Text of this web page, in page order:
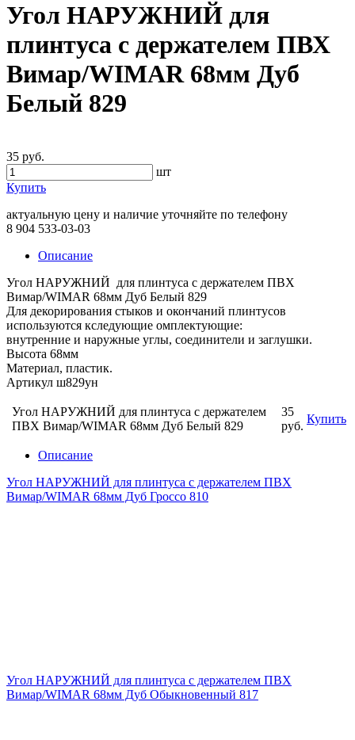
Угол НАРУЖНИЙ для
плинтуса с держателем ПВХ
Вимар/WIMAR 68мм Дуб
Белый 829
35 руб.
шт
Купить
актуальную цену и наличие уточняйте по телефону
8 904 533-03-03
Описание
Угол НАРУЖНИЙ для плинтуса с держателем ПВХ
Вимар/WIMAR 68мм Дуб Белый 829
Для декорирования стыков и окончаний плинтусов
используются кследующие омплектующие:
внутренние и наружные углы, соединители и заглушки.
Высота 68мм
Материал, пластик.
Артикул ш829ун
Угол НАРУЖНИЙ для плинтуса с держателем
ПВХ Вимар/WIMAR 68мм Дуб Белый 829
35
руб.
Купить
Описание
Угол НАРУЖНИЙ для плинтуса с держателем ПВХ
Вимар/WIMAR 68мм Дуб Гроссо 810
Угол НАРУЖНИЙ для плинтуса с держателем ПВХ
Вимар/WIMAR 68мм Дуб Обыкновенный 817